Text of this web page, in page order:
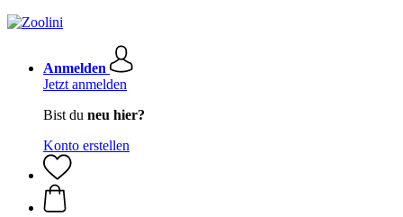
Anmelden
Jetzt anmelden
Bist du neu hier?
Konto erstellen